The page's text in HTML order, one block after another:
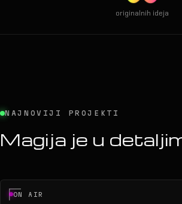
originalnih ideja
NAJNOVIJI PROJEKTI
Magija je u
ON AIR